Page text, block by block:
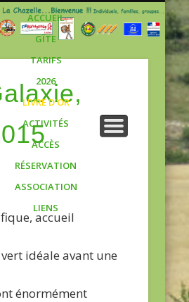
ACCUEIL
GÎTE
TARIFS
2026
LIVRE D’OR
ACTIVITÉS
ACCÈS
RÉSERVATION
ASSOCIATION
LIENS
accueil
idéale avant une
énormément